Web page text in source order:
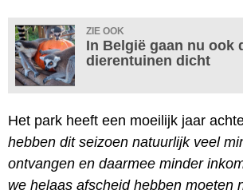
ZIE OOK
In België gaan nu ook
dierentuinen dicht
Het park heeft een moeilijk jaar
hebben dit seizoen natuurlijk veel
ontvangen en daarmee minder
we helaas afscheid hebben moeten